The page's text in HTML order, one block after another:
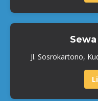
Jl. Sosrokartono,